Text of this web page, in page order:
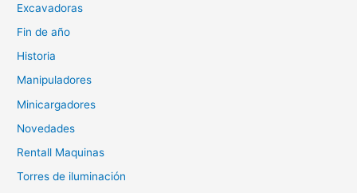
Excavadoras
Fin de año
Historia
Manipuladores
Minicargadores
Novedades
Rentall Maquinas
Torres de iluminación